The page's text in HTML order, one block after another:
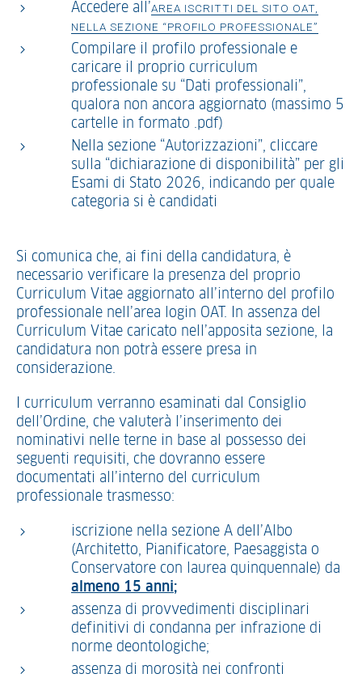
Accedere all’AREA ISCRITTI DEL SITO OAT,
NELLA SEZIONE “PROFILO PROFESSIONALE”
Compilare il profilo professionale e
caricare il proprio curriculum
professionale su “Dati professionali”,
qualora non ancora aggiornato (massimo 5
cartelle in formato .pdf)
Nella sezione “Autorizzazioni”, cliccare
sulla “dichiarazione di disponibilità” per gli
Esami di Stato 2026, indicando per quale
categoria si è candidati
Si comunica che, ai fini della candidatura, è
necessario verificare la presenza del proprio
Curriculum Vitae aggiornato all’interno del profilo
professionale nell’area login OAT. In assenza del
Curriculum Vitae caricato nell’apposita sezione, la
candidatura non potrà essere presa in
considerazione.
I curriculum verranno esaminati dal Consiglio
dell’Ordine, che valuterà l’inserimento dei
nominativi nelle terne in base al possesso dei
seguenti requisiti, che dovranno essere
documentati all’interno del curriculum
professionale trasmesso:
iscrizione nella sezione A dell’Albo
(Architetto, Pianificatore, Paesaggista o
Conservatore con laurea quinquennale) da
almeno 15 anni;
assenza di provvedimenti disciplinari
definitivi di condanna per infrazione di
norme deontologiche;
assenza di morosità nei confronti